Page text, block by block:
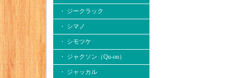
・ ジークラック
・ シマノ
・ シモツケ
・ ジャクソン（Qu-on）
・ ジャッカル